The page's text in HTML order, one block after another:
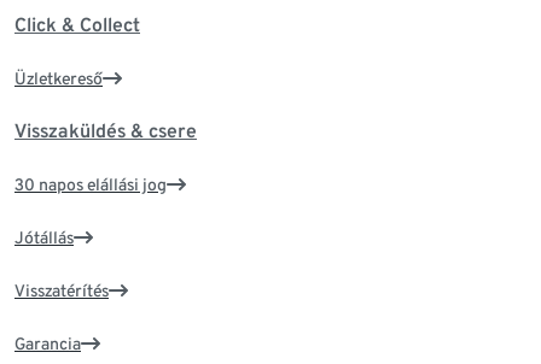
Click & Collect
Üzletkereső
Visszaküldés & csere
30 napos elállási jog
Jótállás
Visszatérítés
Garancia